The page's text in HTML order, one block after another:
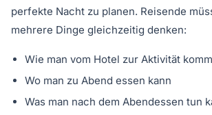
perfekte Nacht zu planen. Reisende
mehrere Dinge gleichzeitig denken:
Wie man vom Hotel zur Aktivität
Wo man zu Abend essen kann
Was man nach dem Abendessen tun